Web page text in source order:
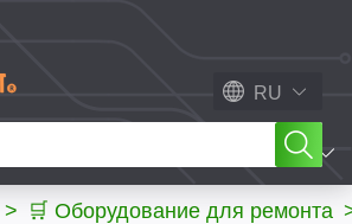
RU
МЕНЮ
> 🛒 Оборудование для ремонта